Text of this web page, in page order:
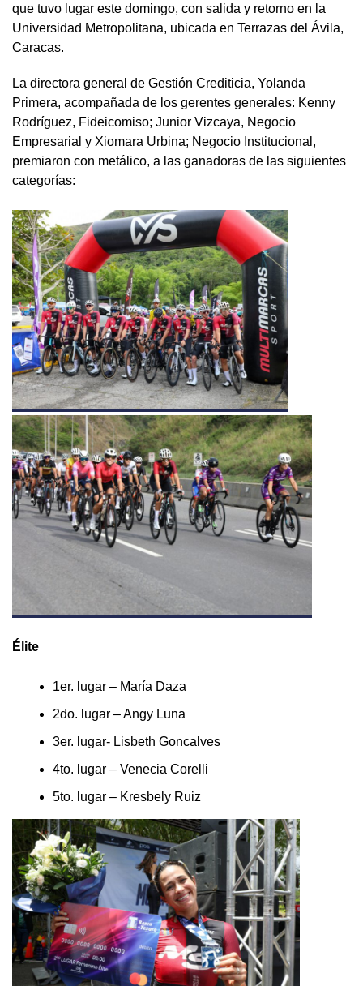
que tuvo lugar este domingo, con salida y retorno en la
Universidad Metropolitana, ubicada en Terrazas del Ávila,
Caracas.
La directora general de Gestión Crediticia, Yolanda
Primera, acompañada de los gerentes generales: Kenny
Rodríguez, Fideicomiso; Junior Vizcaya, Negocio
Empresarial y Xiomara Urbina; Negocio Institucional,
premiaron con metálico, a las ganadoras de las siguientes
categorías:
Élite
1er. lugar – María Daza
2do. lugar – Angy Luna
3er. lugar- Lisbeth Goncalves
4to. lugar – Venecia Corelli
5to. lugar – Kresbely Ruiz